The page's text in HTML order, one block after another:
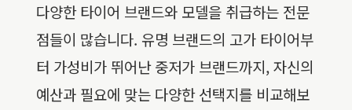
다양한 타이어 브랜드와 모델을 취급하는 전문
점들이 많습니다. 유명 브랜드의 고가 타이어부
터 가성비가 뛰어난 중저가 브랜드까지, 자신의
예산과 필요에 맞는 다양한 선택지를 비교해보